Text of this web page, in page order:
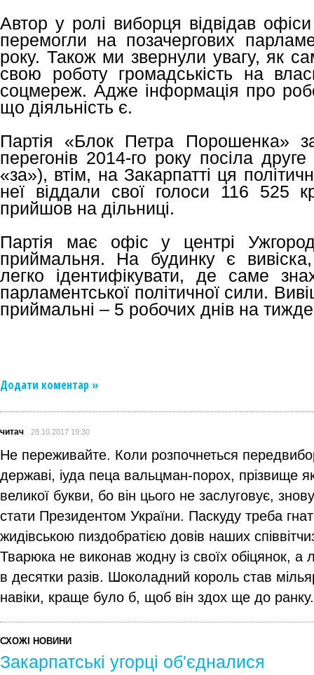
Автор у ролі виборця відвідав офіси
перемогли на позачергових
року. Також ми звернули увагу, як
свою роботу громадськість на
соцмереж. Адже інформація про
що діяльність є.
Партія «Блок Петра Порошенка»
перегонів 2014-го року посіла
«за»), втім, на Закарпатті ця
неї віддали свої голоси 116 525
прийшов на дільниці.
Партія має офіс у центрі
приймальня. На будинку є
легко ідентифікувати, де саме
парламентської політичної сили.
приймальні – 5 робочих днів на
Додати коментар »
читач 28.10.2017 19:30
Не переживайте. Коли розпочнеться
державі, іуда пеца вальцман-порох, прізвище
великої букви, бо він цього не заслуговує,
стати Президентом України. Паскуду треба
жидівською пиздобратією довів наших
Тварюка не виконав жодну із своїх обіцянок, а
в десятки разів. Шоколадний король став
навіки, краще було б, щоб він здох ще до ранку.
СХОЖІ НОВИНИ
Закарпатські угорці об'єдналися